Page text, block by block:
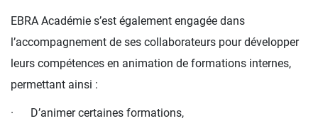
EBRA Académie s’est également engagée dans
l’accompagnement de ses collaborateurs pour développer
leurs compétences en animation de formations internes,
permettant ainsi :
· D’animer certaines formations,